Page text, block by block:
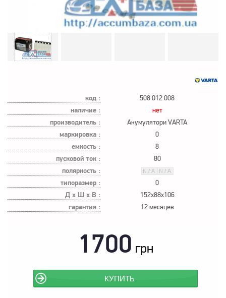
код : 508 012 008
наличие : нет
производитель : Акумулятори VARTA
маркировка : 0
емкость : 8
пусковой ток : 80
полярность :
типоразмер :
0
Д х Ш х В : 152x88x106
гарантия : 12 месяцев
1700 грн
КУПИТЬ